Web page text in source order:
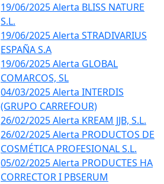
19/06/2025 Alerta BLISS NATURE
S.L.
19/06/2025 Alerta STRADIVARIUS
ESPAÑA S.A
19/06/2025 Alerta GLOBAL
COMARCOS, SL
04/03/2025 Alerta INTERDIS
(GRUPO CARREFOUR)
26/02/2025 Alerta KREAM JJB, S.L.
26/02/2025 Alerta PRODUCTOS DE
COSMÉTICA PROFESIONAL S.L.
05/02/2025 Alerta PRODUCTES HA
CORRECTOR I PBSERUM